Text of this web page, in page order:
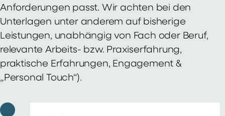
Anforderungen passt. Wir achten bei den
Unterlagen unter anderem auf bisherige
Leistungen, unabhängig von Fach oder Beruf,
relevante Arbeits- bzw. Praxiserfahrung,
praktische Erfahrungen, Engagement &
„Personal Touch“).